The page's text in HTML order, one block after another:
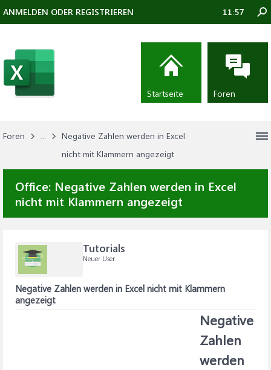
Foren ...
Negative Zahlen werden in Excel
nicht mit Klammern angezeigt
Office: Negative Zahlen werden in Excel
nicht mit Klammern angezeigt
Tutorials
Neuer User
Negative Zahlen werden in Excel nicht mit Klammern
angezeigt
Negative
Zahlen
werden
ANMELDEN ODER REGISTRIEREN 11:57
Startseite Foren